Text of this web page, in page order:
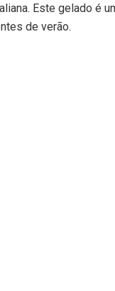
Este gelado é
de verão.